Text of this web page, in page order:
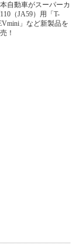
自動車がスーパーカ
（JA59）用「T-
」など新製品を
！